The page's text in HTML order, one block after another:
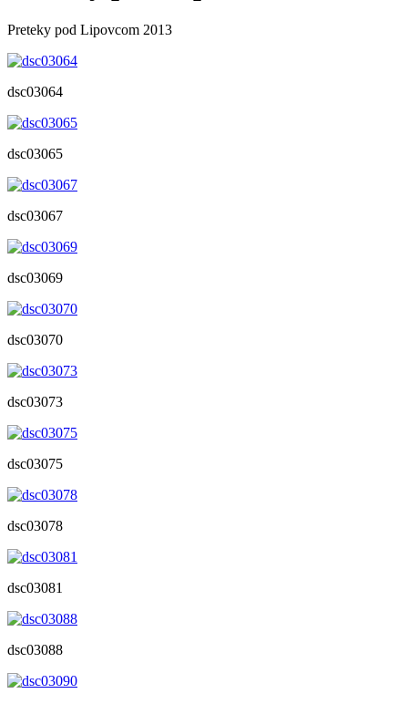
Preteky pod Lipovcom 2013
dsc03064
dsc03065
dsc03067
dsc03069
dsc03070
dsc03073
dsc03075
dsc03078
dsc03081
dsc03088